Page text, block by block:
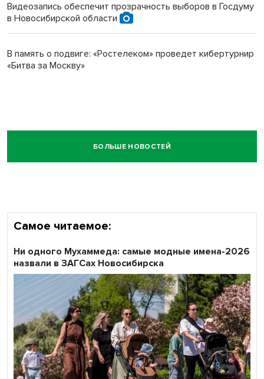
Видеозапись обеспечит прозрачность выборов в Госдуму
в Новосибирской области
В память о подвиге: «Ростелеком» проведет кибертурнир
«Битва за Москву»
БОЛЬШЕ НОВОСТЕЙ
Самое читаемое:
Ни одного Мухаммеда: самые модные имена-2026
назвали в ЗАГСах Новосибирска